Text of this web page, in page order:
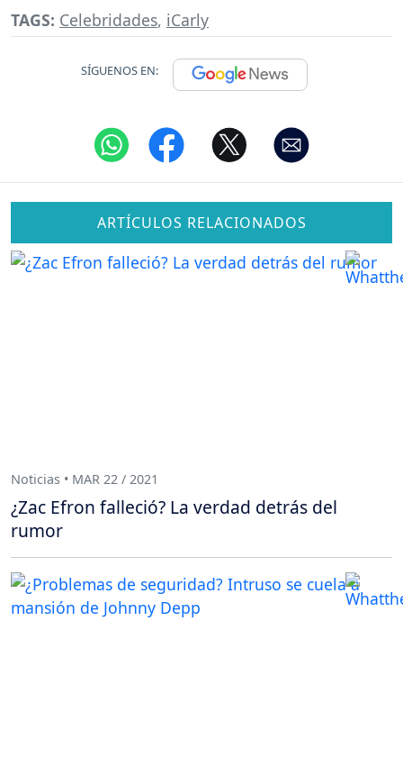
TAGS: Celebridades, iCarly
SÍGUENOS EN:
ARTÍCULOS RELACIONADOS
Noticias • MAR 22 / 2021
¿Zac Efron falleció? La verdad detrás del
rumor